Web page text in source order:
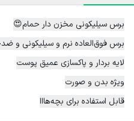
برس سیلیکونی مخزن دار حمام😍
برس فوق‌العاده نرم و سیلیکونی و
لایه بردار و پاکسازی عميق پوست
ویژه بدن و صورت
قابل استفاده برای بچه‌هااا